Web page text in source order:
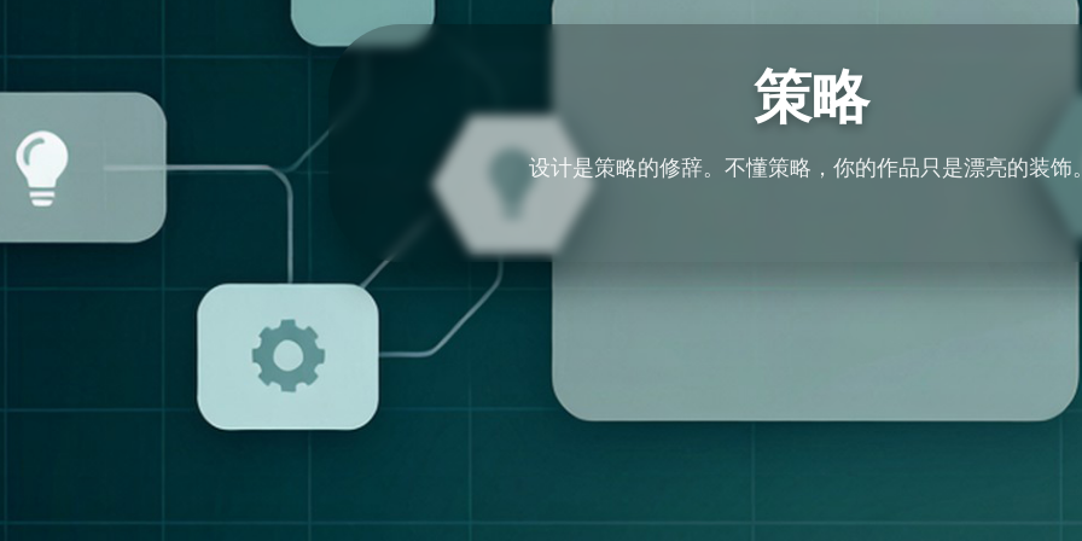
策略
设计是策略的修辞。不懂策略，你的作品只是漂亮的装饰